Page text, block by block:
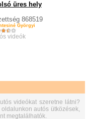
üres hely
868519
Györgyi
videók
videókat szeretne látni?
autós ütközések,
megtalálhatók.